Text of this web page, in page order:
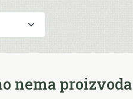
nema proizvoda